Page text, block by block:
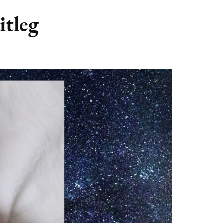
(BULLET) JOURNALLING
DUURZAAMHEID
WILDPLUKKEN
INTERVIEWS
NIEUWS
SAMENWERKEN
CONTACT